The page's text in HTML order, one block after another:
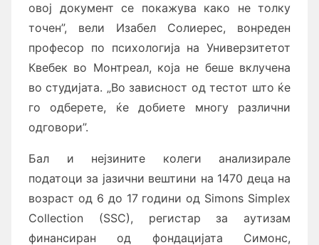
овој документ се покажува како не толку
точен”, вели Изабел Солиерес, вонреден
професор по психологија на Универзитетот
Квебек во Монтреал, која не беше вклучена
во студијата. „Во зависност од тестот што ќе
го одберете, ќе добиете многу различни
одговори”.
Бал и нејзините колеги анализирале
податоци за јазични вештини на 1470 деца на
возраст од 6 до 17 години од Simons Simplex
Collection (SSC), регистар за аутизам
финансиран од фондацијата Симонс,